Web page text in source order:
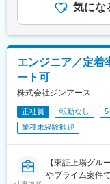
気にな
エンジニア／定着
ート可
株式会社ジンアース
正社員 転勤なし 5
業種未経験歓迎
【東証上場グル
やプライム案件